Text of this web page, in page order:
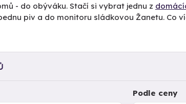
- do obýváku. Stačí si vybrat jednu z
piv a do monitoru sládkovou Žanetu. Co
Podle ceny